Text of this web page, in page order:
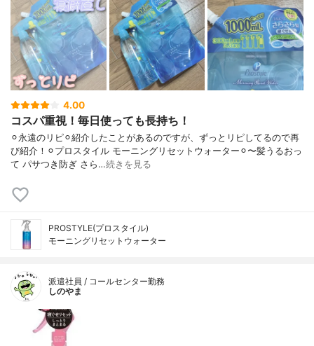
4.00
コスパ重視！毎日使っても長持ち！
⚪︎永遠のリピ⚪︎紹介したことがあるのですが、ずっとリピしてるので再
び紹介！⚪︎プロスタイル モーニングリセットウォーター⚪︎〜髪うるおっ
て パサつき防ぎ さら…続きを見る
PROSTYLE(プロスタイル)
モーニングリセットウォーター
派遣社員 / コールセンター勤務
しのやま